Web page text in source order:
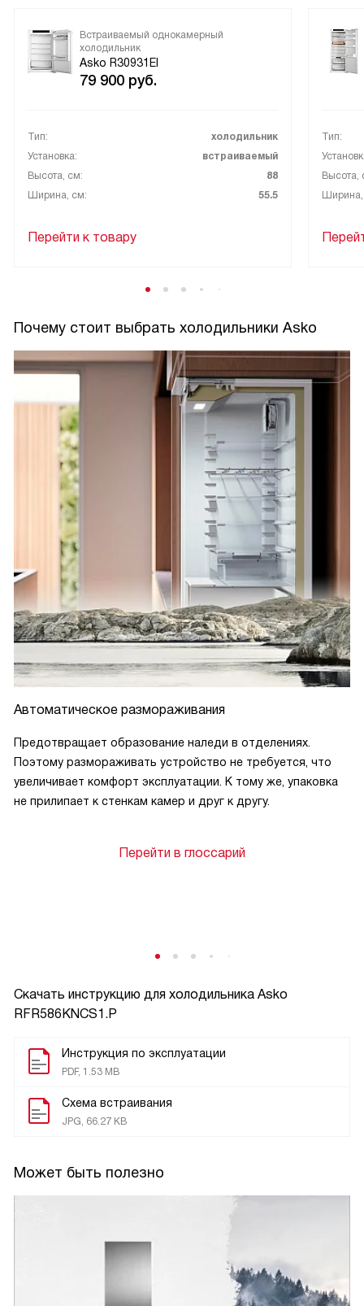
Скачать инструкцию для холодильника Asko
RFR586KNCS1.P
Инструкция по эксплуатации
PDF, 1.53 MB
Схема встраивания
JPG, 66.27 KB
Может быть полезно
Встраиваемый однокамерный
холодильник
Asko R30931EI
79 900 руб.
Тип:
холодильник
Установка:
встраиваемый
Высота, см:
88
Ширина, см:
55.5
Перейти к товару
Тип:
Высота,
Почему стоит выбрать холодильники Asko
Автоматическое размораживания
Предотвращает образование наледи в отделениях.
Поэтому размораживать устройство не требуется, что
увеличивает комфорт эксплуатации. К тому же, упаковка
не прилипает к стенкам камер и друг к другу.
Перейти в глоссарий